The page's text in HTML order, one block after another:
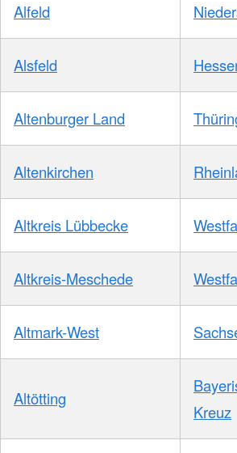
Alfeld
Alsfeld
Altenburger Land
Altenkirchen
Altkreis Lübbecke
Altkreis-Meschede
Altmark-West
Altötting
Kreuz